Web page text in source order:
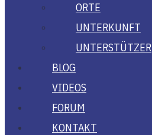
ORTE
UNTER­KUNFT
UNTER­STÜT­ZER
BLOG
VIDE­OS
FORUM
KON­TAKT